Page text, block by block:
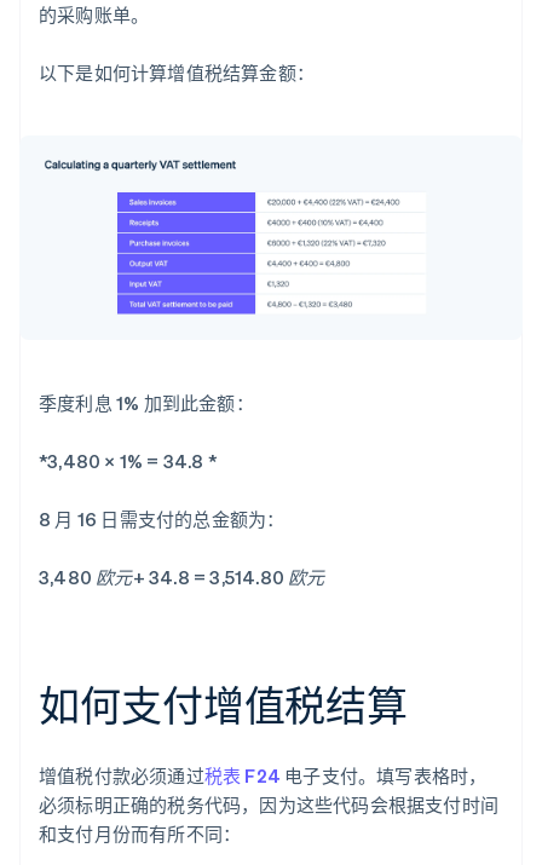
的采购账单。
以下是如何计算增值税结算金额：
季度利息 1% 加到此金额：
*3,480 × 1% = 34.8 *
8 月 16 日需支付的总金额为：
3,480 欧元+ 34.8 = 3,514.80 欧元
如何支付增值税结算
增值税付款必须通过税表 F24 电子支付。填写表格时，
必须标明正确的税务代码，因为这些代码会根据支付时间
和支付月份而有所不同：